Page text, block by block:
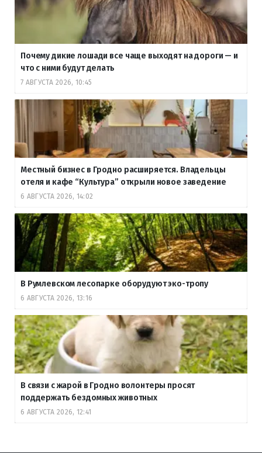
Почему дикие лошади все чаще выходят на дороги — и
что с ними будут делать
7 АВГУСТА 2026, 10:45
Местный бизнес в Гродно расширяется. Владельцы
отеля и кафе “Культура” открыли новое заведение
6 АВГУСТА 2026, 14:02
В Румлевском лесопарке оборудуют эко-тропу
6 АВГУСТА 2026, 13:16
В связи с жарой в Гродно волонтеры просят
поддержать бездомных животных
6 АВГУСТА 2026, 12:41